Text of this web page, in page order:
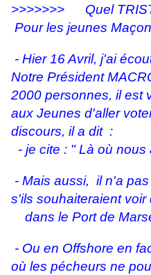
>>>>>>> Quel
Pour les jeunes
- Hier 16 Avril, j'ai
Notre Président
2000 personnes, il est
aux Jeunes d'aller
discours, il a dit :
- je cite : " Là où
- Mais aussi, il n'a pas
s'ils souhaiteraient voir
dans le Port de
- Ou en Offshore en
où les pécheurs ne